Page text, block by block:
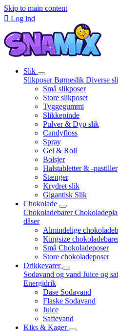
Skip to main content
 Log ind
Slik
SlikposerBørneslik Diverse
Små slikposer
Store slikposer
Tyggegummi
Slikkepinde
Pulver & Dyp slik
Candyfloss
Spray
Gel & Roll
Bolsjer
Halstabletter & -pastiller
Stænger
Krydret slik
Gigantisk Slik
Chokolade
Chokoladebarer
dåser
Almindelige
Kingsize
Små Chokoladeposer
Store chokoladeposer
Drikkevarer
Sodavand og vand Juice og
Energidrik
Dåse Sodavand
Flaske Sodavand
Juice
Saftevand
Kiks & Kager